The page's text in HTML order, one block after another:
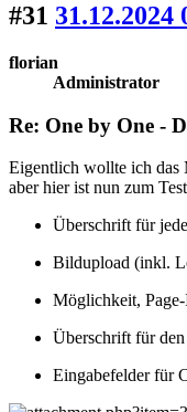
#31 31.12.2024
florian
Administrator
Re: One by One -
Eigentlich wollte ich das
aber hier ist nun zum
Überschrift für
Bildupload (inkl.
Möglichkeit,
Überschrift für
Eingabefelder für